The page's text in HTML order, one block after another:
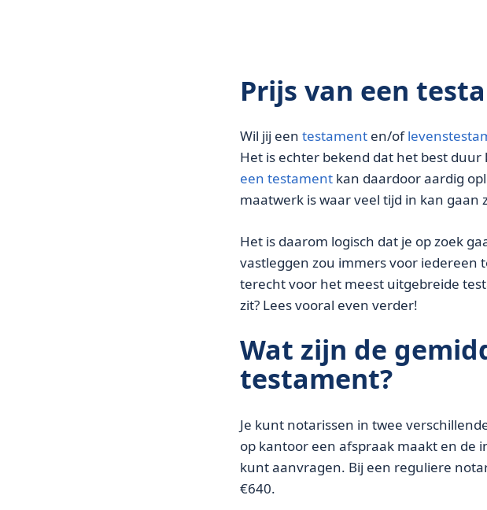
Prijs van een
Wil jij een testamenten/of
Het is echter bekend dat het best
een testamentkan daardoor aardig
maatwerk is waar veel tijd in kan gaan
Het is daarom logisch dat je op zoek
vastleggen zou immers voor iedereen
terecht voor het meest uitgebreide
zit? Lees vooral even verder!
Wat zijn de
testament?
Je kunt notarissen in twee
op kantoor een afspraak maakt en de
kunt aanvragen. Bij een reguliere
€640.